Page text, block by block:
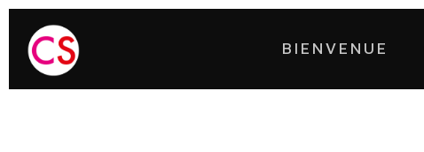
BIENVENUE